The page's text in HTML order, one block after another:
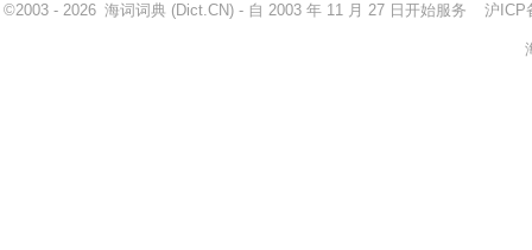
©2003 - 2026 海词词典 (Dict.CN) - 自 2003 年 11 月 27 日开始服务 沪ICP